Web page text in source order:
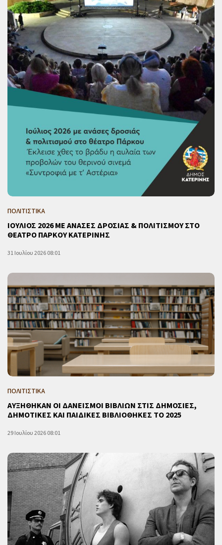
ΠΟΛΙΤΙΣΤΙΚΑ
ΙΟΥΛΙΟΣ 2026 ΜΕ ΑΝΑΣΕΣ ΔΡΟΣΙΑΣ & ΠΟΛΙΤΙΣΜΟΥ ΣΤΟ
ΘΕΑΤΡΟ ΠΑΡΚΟΥ ΚΑΤΕΡΙΝΗΣ
31 Ιουλίου 2026 08:01
ΠΟΛΙΤΙΣΤΙΚΑ
ΑΥΞΗΘΗΚΑΝ ΟΙ ΔΑΝΕΙΣΜΟΙ ΒΙΒΛΙΩΝ ΣΤΙΣ ΔΗΜΟΣΙΕΣ,
ΔΗΜΟΤΙΚΕΣ ΚΑΙ ΠΑΙΔΙΚΕΣ ΒΙΒΛΙΟΘΗΚΕΣ ΤΟ 2025
29 Ιουλίου 2026 08:01